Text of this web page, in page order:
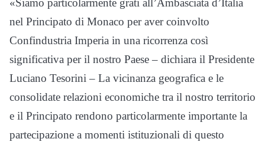
«Siamo particolarmente grati all’Ambasciata d’Italia
nel Principato di Monaco per aver coinvolto
Confindustria Imperia in una ricorrenza così
significativa per il nostro Paese – dichiara il Presidente
Luciano Tesorini – La vicinanza geografica e le
consolidate relazioni economiche tra il nostro territorio
e il Principato rendono particolarmente importante la
partecipazione a momenti istituzionali di questo